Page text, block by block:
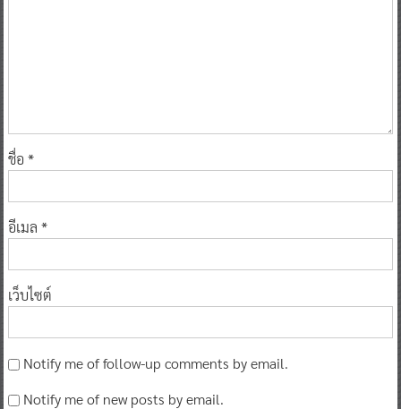
ชื่อ *
อีเมล *
เว็บไซต์
Notify me of follow-up comments by email.
Notify me of new posts by email.